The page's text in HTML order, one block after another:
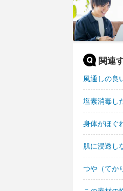
関連
風通しの良
塩素消毒し
身体がほぐ
肌に浸透し
つや（てか